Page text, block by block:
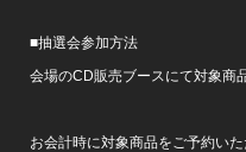
■抽選会参加方法
会場のCD販売ブースにて対象商
お会計時に対象商品をご予約い